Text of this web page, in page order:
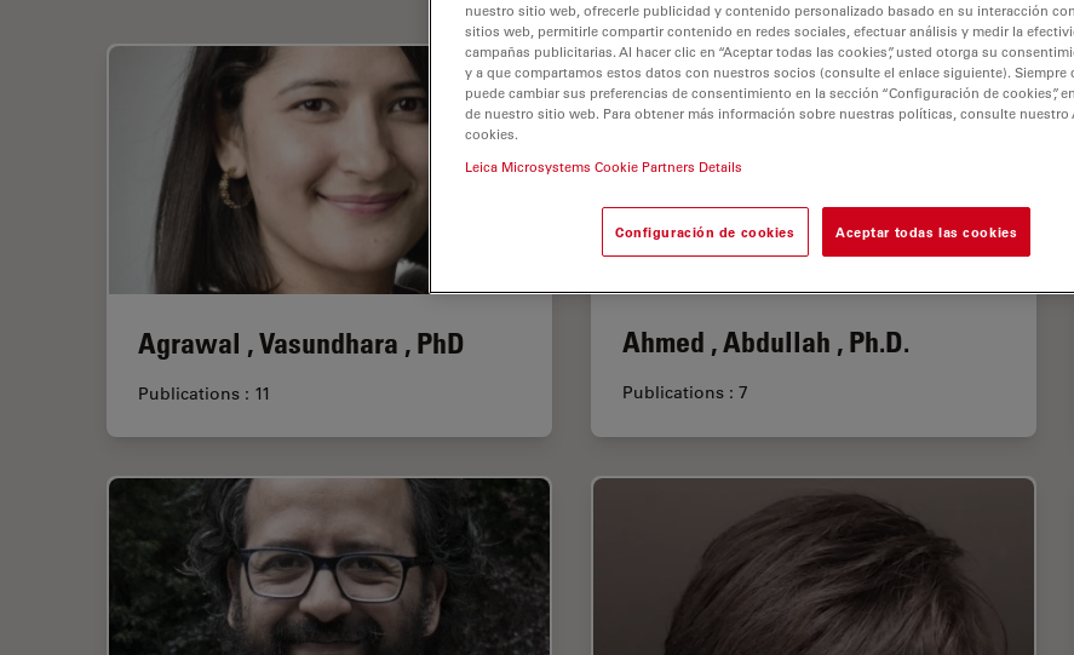
Agrawal , Vasundhara , PhD
Publications : 11
Ahmed , Abdullah , Ph.D.
Publications : 7
nuestro sitio web, ofrecerle publicidad y contenido personalizado basado en su interacción
sitios web, permitirle compartir contenido en redes sociales, efectuar análisis y medir la
campañas publicitarias. Al hacer clic en “Aceptar todas las cookies”, usted otorga su
y a que compartamos estos datos con nuestros socios (consulte el enlace siguiente). Siempre
puede cambiar sus preferencias de consentimiento en la sección “Configuración de cookies”,
de nuestro sitio web. Para obtener más información sobre nuestras políticas, consulte nuestro
cookies.
Leica Microsystems Cookie Partners Details
Configuración de cookies Aceptar todas las cookies